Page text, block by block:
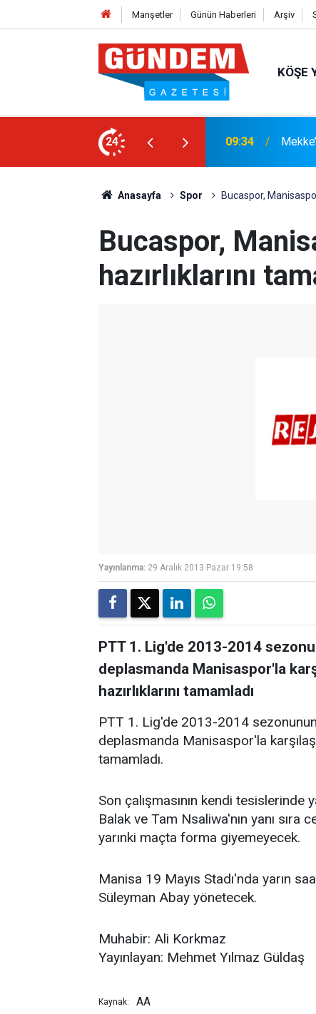
Manşetler Günün Haberleri Arşiv
KÖŞE
24
Türkiye, Pakistan ve Suudi Arabistan 15:33
Anasayfa Spor Bucaspor,
Bucaspor,
hazırlıklarını
Yayınlanma: 29 Aralık 2013 Pazar 19:58
PTT 1. Lig'de 2013-2014
deplasmanda Manisaspor'la
hazırlıklarını tamamladı
PTT 1. Lig'de 2013-2014
deplasmanda Manisaspor'la
tamamladı.
Son çalışmasının kendi tesislerinde
Balak ve Tam Nsaliwa'nın yanı sıra
yarınki maçta forma giyemeyecek.
Manisa 19 Mayıs Stadı'nda yarın
Süleyman Abay yönetecek.
Muhabir: Ali Korkmaz
Yayınlayan: Mehmet Yılmaz Güldaş
Kaynak: AA